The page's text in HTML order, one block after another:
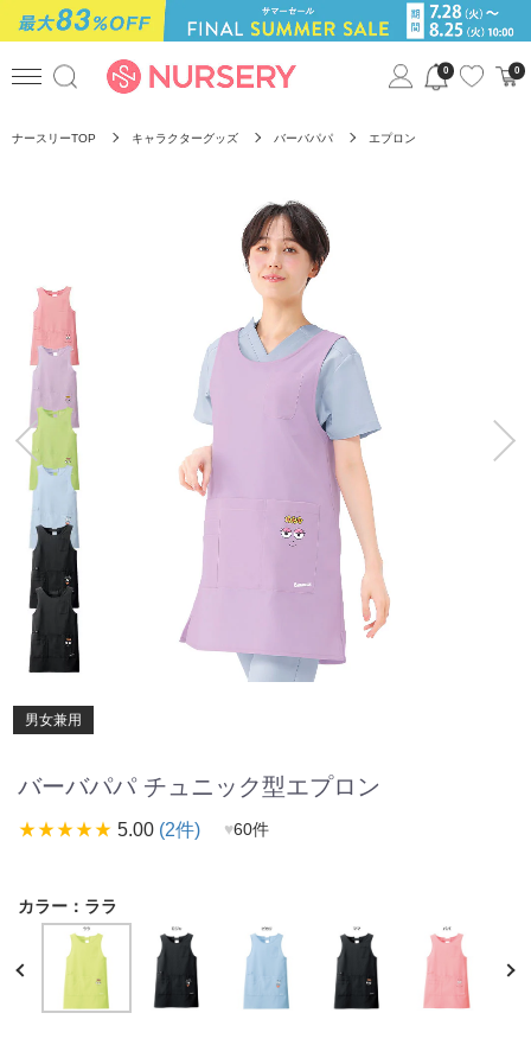
0 0
ナースリーTOP キャラクターグッズ バーバパパ エプロン
男女兼用
バーバパパ チュニック型エプロン
star_ratestar_ratestar_ratestar_ratestar_rate 5.00 (2件) ♥60件
カラー： ララ